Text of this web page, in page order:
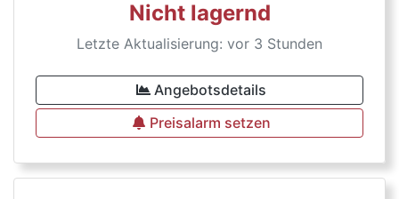
Nicht lagernd
Letzte Aktualisierung: vor 3 Stunden
Angebotsdetails
Preisalarm setzen